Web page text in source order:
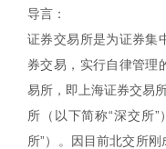
导言：
证券交易所是为证券集
券交易，实行自律管理
易所，即上海证券交易
所（以下简称“深交所
所”）。因目前北交所